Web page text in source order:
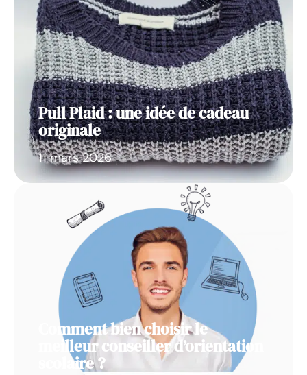
Pull Plaid : une idée de cadeau
originale
11 mars 2026
Comment bien choisir le
meilleur conseiller d’orientation
scolaire ?